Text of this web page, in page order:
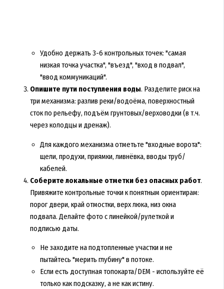
Удобно держать 3-6 контрольных точек: "самая
низкая точка участка", "въезд", "вход в подвал",
"ввод коммуникаций".
Опишите пути поступления воды. Разделите риск на
три механизма: разлив реки/водоёма, поверхностный
сток по рельефу, подъём грунтовых/верховодки (в т.ч.
через колодцы и дренаж).
Для каждого механизма отметьте "входные ворота":
щели, продухи, приямки, ливнёвка, вводы труб/
кабелей.
Соберите локальные отметки без опасных работ.
Привяжите контрольные точки к понятным ориентирам:
порог двери, край отмостки, верх люка, низ окна
подвала. Делайте фото с линейкой/рулеткой и
подписью даты.
Не заходите на подтопленные участки и не
пытайтесь "мерить глубину" в потоке.
Если есть доступная топокарта/DEM - используйте её
только как подсказку, а не как истину.